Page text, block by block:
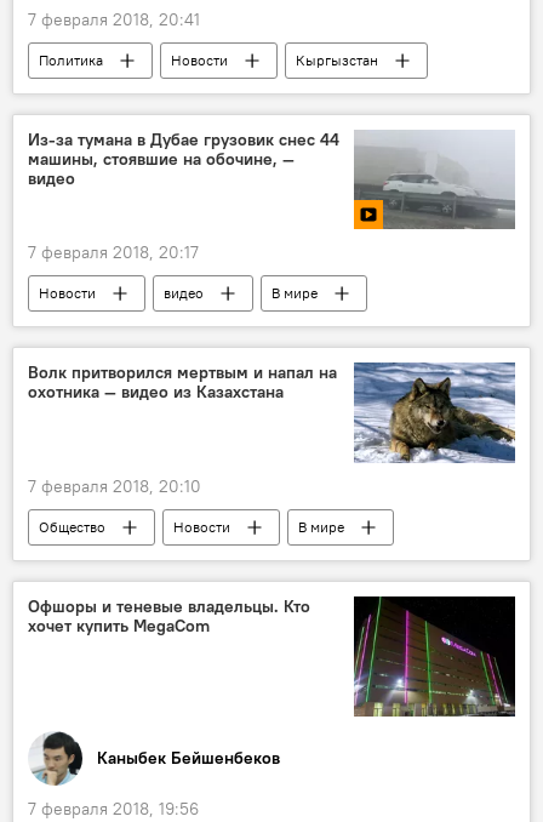
7 февраля 2018, 20:41
Политика Новости
Кыргызстан
Казахстан
президент разговор
Из-за тумана в Дубае грузовик снес 44
машины, стоявшие на обочине, —
видео
7 февраля 2018, 20:17
Новости видео
В мире
Происшествия
Мультимедиа
ОАЭ
Дубай
Абу-Даби авария
Волк притворился мертвым и напал на
охотника — видео из Казахстана
7 февраля 2018, 20:10
Общество Новости
В мире
Азия
Казахстан
охотник
нападение
волк
Офшоры и теневые владельцы. Кто
хочет купить MegaCom
Каныбек Бейшенбеков
7 февраля 2018, 19:56